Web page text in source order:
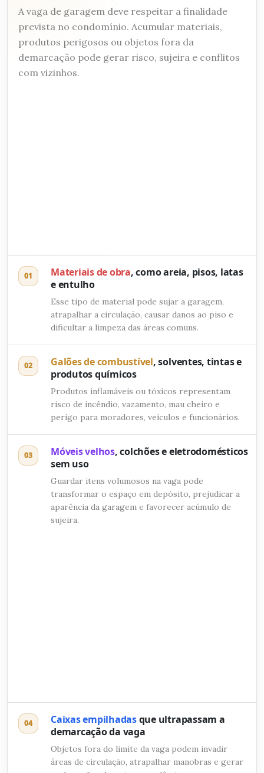
A vaga de garagem deve respeitar a finalidade
prevista no condomínio. Acumular materiais,
produtos perigosos ou objetos fora da
demarcação pode gerar risco, sujeira e conflitos
com vizinhos.
01 Materiais de obra, como areia, pisos, latas
e entulho
Esse tipo de material pode sujar a garagem,
atrapalhar a circulação, causar danos ao piso e
dificultar a limpeza das áreas comuns.
02 Galões de combustível, solventes, tintas e
produtos químicos
Produtos inflamáveis ou tóxicos representam
risco de incêndio, vazamento, mau cheiro e
perigo para moradores, veículos e funcionários.
03 Móveis velhos, colchões e eletrodomésticos
sem uso
Guardar itens volumosos na vaga pode
transformar o espaço em depósito, prejudicar a
aparência da garagem e favorecer acúmulo de
sujeira.
04 Caixas empilhadasque ultrapassam a
demarcação da vaga
Objetos fora do limite da vaga podem invadir
áreas de circulação, atrapalhar manobras e gerar